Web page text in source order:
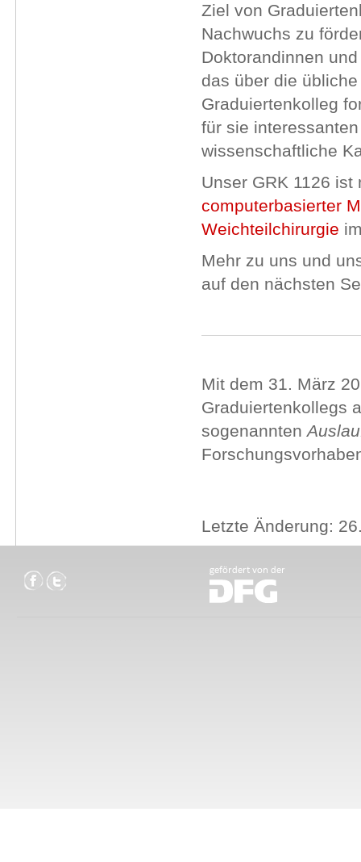
Ziel von
Nachwuchs zu
Doktorandinnen
das über die
Graduiertenkolleg
für sie
wissenschaftliche
Unser GRK 1126
computerbasierter
Weichteilchirurgie
Mehr zu uns und
auf den nächsten
Mit dem 31. März
Graduiertenkollegs
sogenannten
Letzte Änderung: